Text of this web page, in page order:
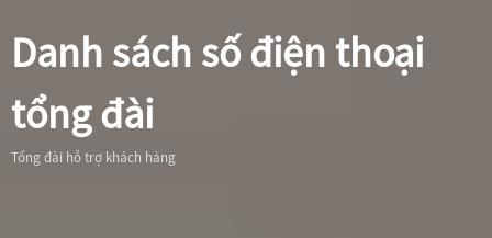
Danh sách số điện thoại
tổng đài
Tổng đài hỗ trợ khách hàng